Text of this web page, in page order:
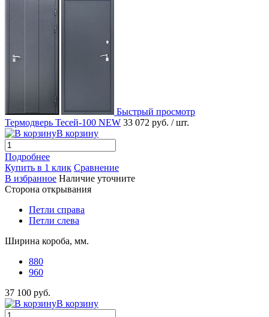
Быстрый просмотр
Термодверь Тесей-100 NEW 33 072 руб. / шт.
В корзину
Подробнее
Купить в 1 клик Сравнение
В избранное Наличие уточните
Сторона открывания
Петли справа
Петли слева
Ширина короба, мм.
880
960
37 100 руб.
В корзину